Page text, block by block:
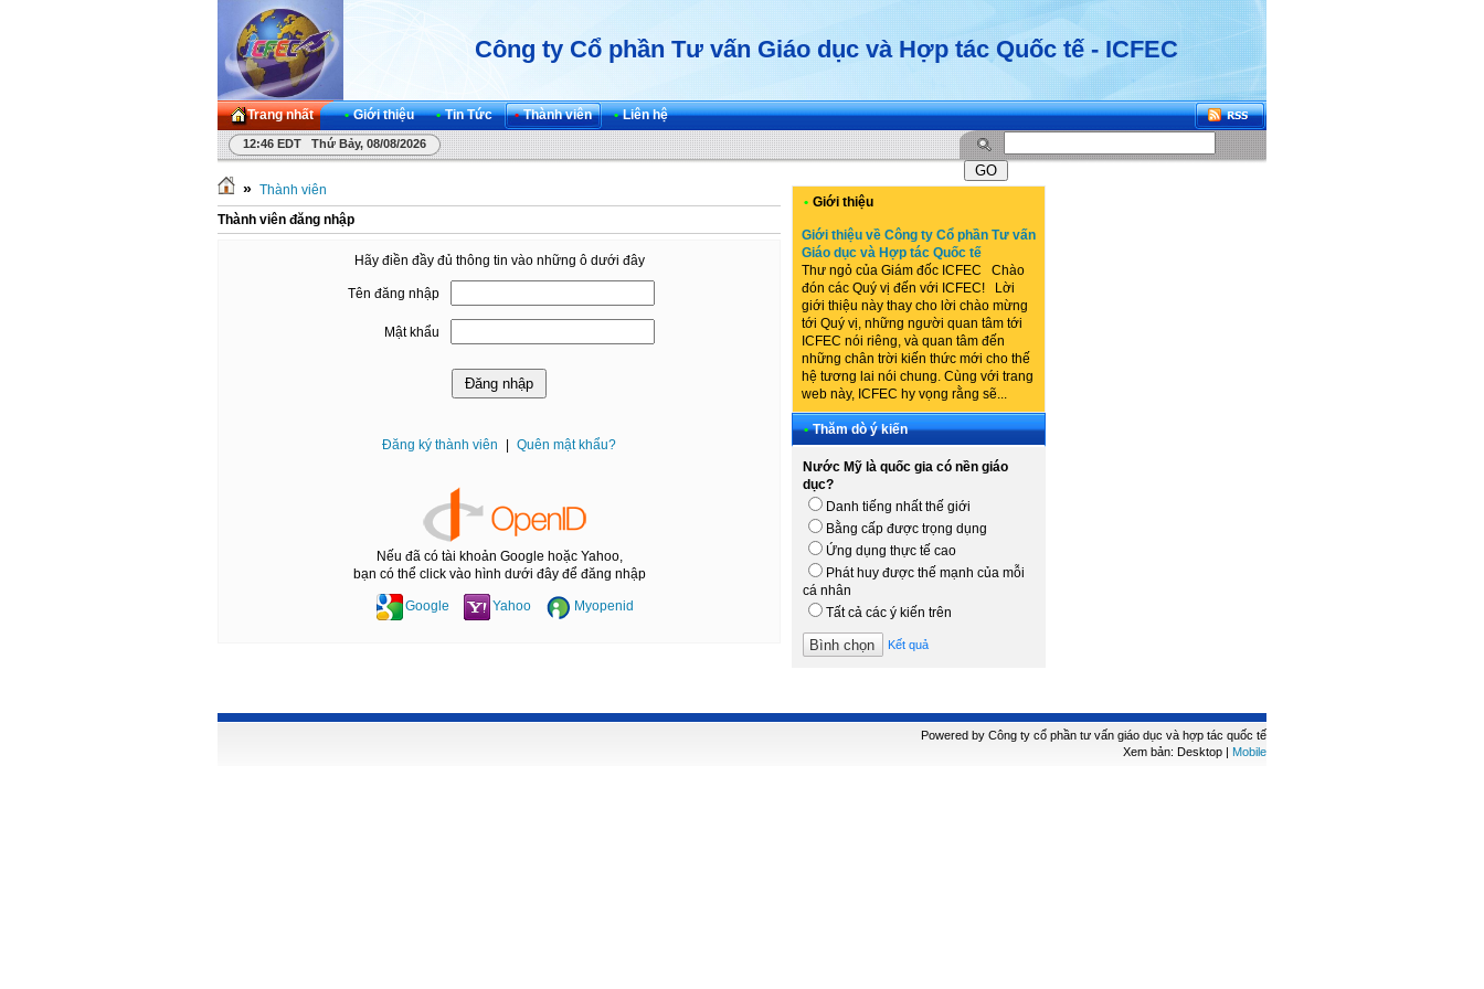
Công ty Cổ phần Tư vấn Giáo dục và Hợp tác Quốc tế - ICFEC
Trang nhất • Giới thiệu • Tin Tức • Thành viên • Liên hệ
12:46 EDT Thứ Bảy, 08/08/2026
» Thành viên
Thành viên đăng nhập
Hãy điền đầy đủ thông tin vào những ô dưới đây
Tên đăng nhập
Mật khẩu
Đăng ký thành viên Quên mật khẩu?
Nếu đã có tài khoản Google hoặc Yahoo,
bạn có thể click vào hình dưới đây để đăng nhập
Google Yahoo Myopenid
• Giới thiệu
Giới thiệu về Công ty Cổ phần Tư vấn
Giáo dục và Hợp tác Quốc tế
Thư ngỏ của Giám đốc ICFEC Chào
đón các Quý vị đến với ICFEC! Lời
giới thiệu này thay cho lời chào mừng
tới Quý vị, những người quan tâm tới
ICFEC nói riêng, và quan tâm đến
những chân trời kiến thức mới cho thế
hệ tương lai nói chung. Cùng với trang
web này, ICFEC hy vọng rằng sẽ...
• Thăm dò ý kiến
Nước Mỹ là quốc gia có nền giáo
dục?
Danh tiếng nhất thế giới
Bằng cấp được trọng dụng
Ứng dụng thực tế cao
Phát huy được thế mạnh của mỗi
cá nhân
Tất cả các ý kiến trên
Kết quả
Powered by Công ty cổ phần tư vấn giáo dục và hợp tác quốc tế
Xem bản: Desktop | Mobile